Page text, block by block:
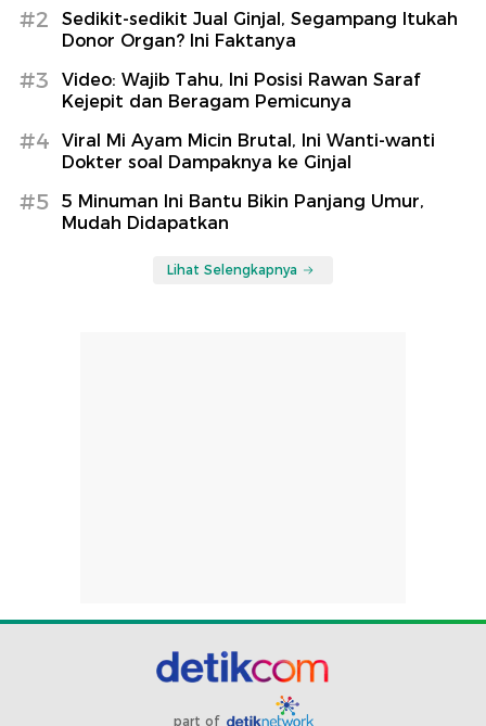
#2
Sedikit-sedikit Jual Ginjal, Segampang Itukah
Donor Organ? Ini Faktanya
#3
Video: Wajib Tahu, Ini Posisi Rawan Saraf
Kejepit dan Beragam Pemicunya
#4
Viral Mi Ayam Micin Brutal, Ini Wanti-wanti
Dokter soal Dampaknya ke Ginjal
#5
5 Minuman Ini Bantu Bikin Panjang Umur,
Mudah Didapatkan
Lihat Selengkapnya
part of